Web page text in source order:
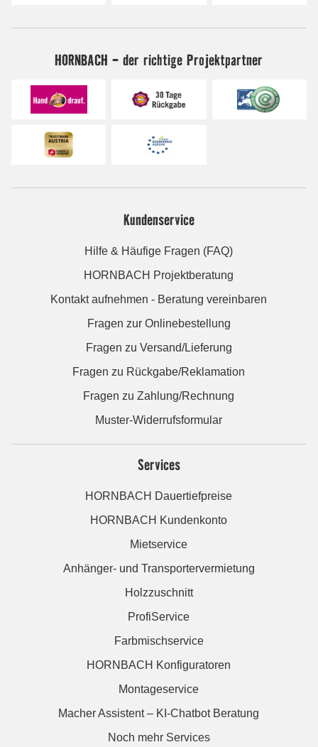
HORNBACH - der richtige Projektpartner
Kundenservice
Hilfe & Häufige Fragen (FAQ)
HORNBACH Projektberatung
Kontakt aufnehmen - Beratung vereinbaren
Fragen zur Onlinebestellung
Fragen zu Versand/Lieferung
Fragen zu Rückgabe/Reklamation
Fragen zu Zahlung/Rechnung
Muster-Widerrufsformular
Services
HORNBACH Dauertiefpreise
HORNBACH Kundenkonto
Mietservice
Anhänger- und Transportervermietung
Holzzuschnitt
ProfiService
Farbmischservice
HORNBACH Konfiguratoren
Montageservice
Macher Assistent – KI-Chatbot Beratung
Noch mehr Services